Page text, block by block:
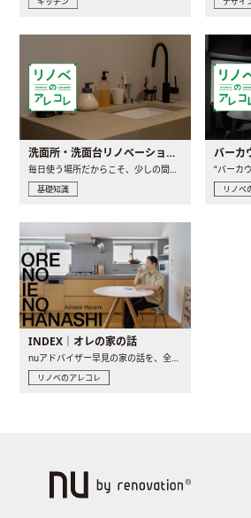
洗面所・洗面台リノベーションの事例と間取りアイデア
毎日使う場所だからこそ、少しの間取りの工夫や素材の選び方で..
基礎知識 リノベ
INDEX｜オレの家の話
nuアドバイザー早見の家の話を、全4話でお届け。リノベーションを..
リノベのアレコレ